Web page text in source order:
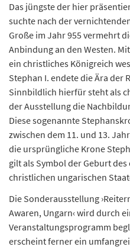
Das jüngste der hier
suchte nach der
Große im Jahr 955 vermehrt
Anbindung an den Westen.
ein christliches Königreich
Stephan I. endete die Ära der
Sinnbildlich hierfür steht als
der Ausstellung die
Diese sogenannte
zwischen dem 11. und 13.
die ursprüngliche Krone
gilt als Symbol der Geburt
christlichen ungarischen
Die Sonderausstellung
Awaren, Ungarn‹ wird durch
Veranstaltungsprogramm
erscheint ferner ein